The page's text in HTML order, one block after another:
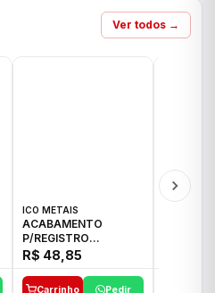
Ver todos →
ICO METAIS
ACABAMENTO
P/REGISTRO
1/2"-3/4"-1" ACB M
CS 33 ICO
R$ 48,85
Carrinho Pedir